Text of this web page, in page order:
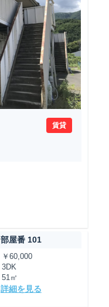
賃貸
部屋番 101
￥60,000
3DK
51㎡
詳細を見る